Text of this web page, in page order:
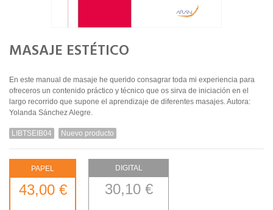
MASAJE ESTÉTICO
En este manual de masaje he querido consagrar toda mi experiencia para
ofreceros un contenido práctico y técnico que os sirva de iniciación en el
largo recorrido que supone el aprendizaje de diferentes masajes. Autora:
Yolanda Sánchez Alegre.
LIBTSEIB04 Nuevo producto
PAPEL
43,00 €
DIGITAL
30,10 €